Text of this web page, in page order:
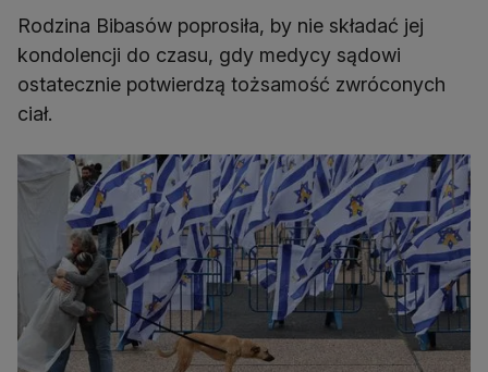
Rodzina Bibasów poprosiła, by nie składać jej
kondolencji do czasu, gdy medycy sądowi
ostatecznie potwierdzą tożsamość zwróconych
ciał.